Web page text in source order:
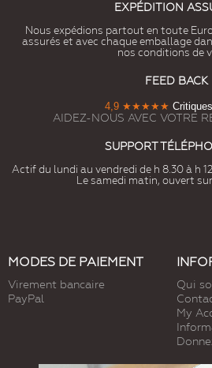
EXPÉDITION
Nous expédions partout en toute
assurés et avec chaque emballage
nos conditions de
FEED BACK
4,9 ★★★★★ Critiques
AIDEZ-NOUS AVEC VOTRE
SUPPORT
Actif du lundi au vendredi de h 8.30 à h
Le samedi matin, ouvert
MODES DE PAIEMENT
Virement bancaire
PayPal
Qui
My